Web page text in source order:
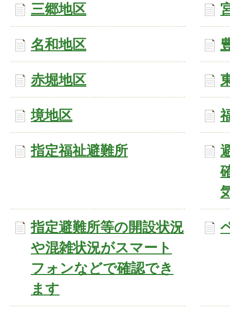
三郷地区
名和地区
赤堀地区
境地区
指定福祉避難所
指定避難所等の開設状況
や混雑状況がスマート
フォンなどで確認でき
ます